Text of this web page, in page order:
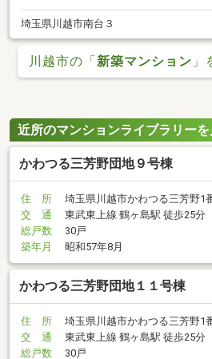
埼玉県川越市南台３
川越市の「新築マンション 」
近所のマンションライブラリーを
かわつる三芳野団地９号棟
住 所
埼玉県川越市かわつる三芳野1
交 通
東武東上線 鶴ヶ島駅 徒歩25分
総戸数
30戸
築年月
昭和57年8月
かわつる三芳野団地１１号棟
住 所
埼玉県川越市かわつる三芳野1
交 通
東武東上線 鶴ヶ島駅 徒歩25分
総戸数
30戸